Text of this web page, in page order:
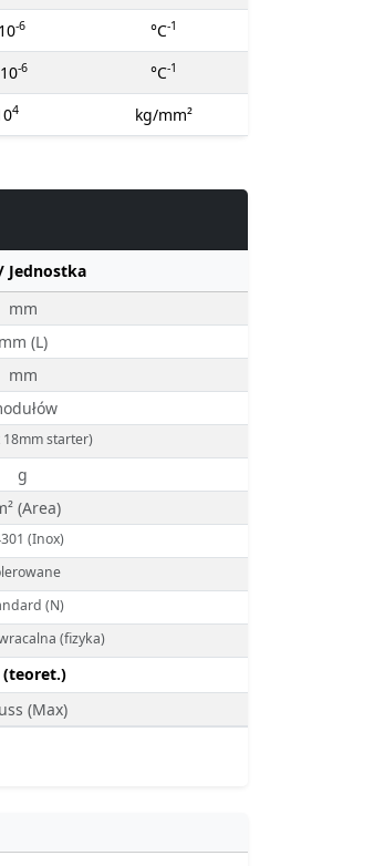
-6 °C-1
-6 °C-1
4 kg/mm²
Jednostka
mm
mm (L)
mm
18mm starter)
g
(Area)
(Inox)
(N)
(fizyka)
(teoret.)
(Max)